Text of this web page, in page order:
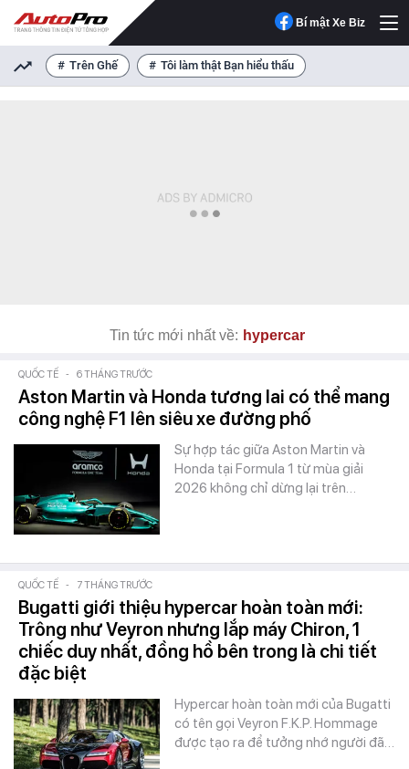
Bí mật Xe Biz
Trên Ghế Tôi làm thật Bạn hiểu thấu
Tin tức mới nhất về: hypercar
QUỐC TẾ - 6 THÁNG TRƯỚC
Aston Martin và Honda tương lai có thể mang
công nghệ F1 lên siêu xe đường phố
Sự hợp tác giữa Aston Martin và
Honda tại Formula 1 từ mùa giải
2026 không chỉ dừng lại trên…
QUỐC TẾ - 7 THÁNG TRƯỚC
Bugatti giới thiệu hypercar hoàn toàn mới:
Trông như Veyron nhưng lắp máy Chiron, 1
chiếc duy nhất, đồng hồ bên trong là chi tiết
đặc biệt
Hypercar hoàn toàn mới của Bugatti
có tên gọi Veyron F.K.P. Hommage
được tạo ra để tưởng nhớ người đã…